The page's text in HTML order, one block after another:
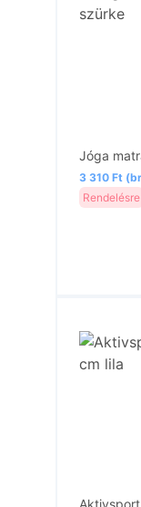
Jóga
3 310 Ft
Rendelésre